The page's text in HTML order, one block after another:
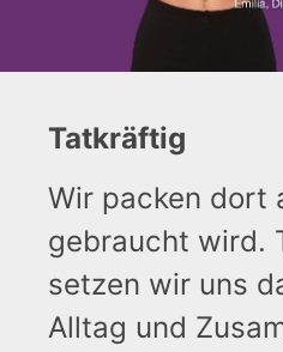
Tatkräftig
Wir packen dort
gebraucht wird.
setzen wir uns
Alltag und